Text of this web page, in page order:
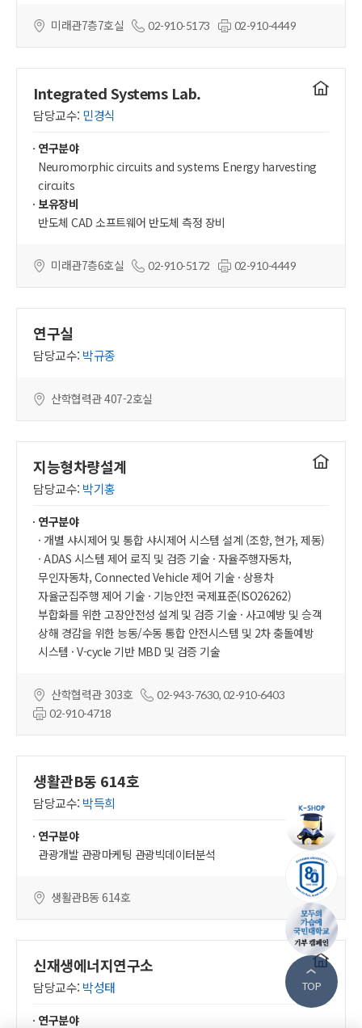
미래관7층7호실 02-910-5173 02-910-4449
Integrated Systems Lab.
담당교수: 민경식
연구실
연구분야
Neuromorphic circuits and systems Energy harvesting
circuits
보유장비
반도체 CAD 소프트웨어 반도체 측정 장비
미래관7층6호실 02-910-5172 02-910-4449
연구실
담당교수: 박규종
산학협력관 407-2호실
지능형차량설계
담당교수: 박기홍
연구실
연구분야
· 개별 샤시제어 및 통합 샤시제어 시스템 설계 (조향, 현가, 제동)
· ADAS 시스템 제어 로직 및 검증 기술 · 자율주행자동차,
무인자동차, Connected Vehicle 제어 기술 · 상용차
자율군집주행 제어 기술 · 기능안전 국제표준(ISO26262)
부합화를 위한 고장안전성 설계 및 검증 기술 · 사고예방 및 승객
상해 경감을 위한 능동/수동 통합 안전시스템 및 2차 충돌예방
시스템 · V-cycle 기반 MBD 및 검증 기술
산학협력관 303호
02-943-7630, 02-910-6403
02-910-4718
생활관B동 614호
담당교수: 박득희
연구분야
관광개발 관광마케팅 관광빅데이터분석
생활관B동 614호
신재생에너지연구소
담당교수: 박성태
연구실
홈페이지
연구분야
TOP